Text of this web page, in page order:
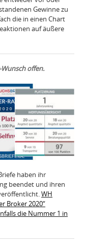
Gewinne zu
die in einen Chart
auf äußere
offen.
haben ihr
beendet und ihren
WH
Broker 2020“
die Nummer 1 in